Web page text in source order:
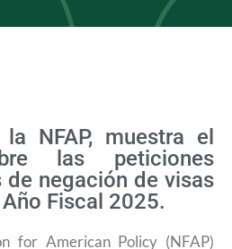
NFAP, muestra el
las peticiones
negación de visas
Fiscal 2025.
for American Policy (NFAP)